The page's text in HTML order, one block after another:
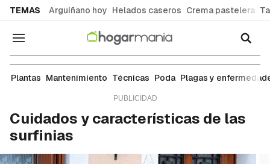
TEMAS Arguiñano hoy Helados caseros Crema pastelera
Navegación
Técnicas
Plantas Mantenimiento Técnicas Poda Plagas y
Cuidados y características de las
surfinias